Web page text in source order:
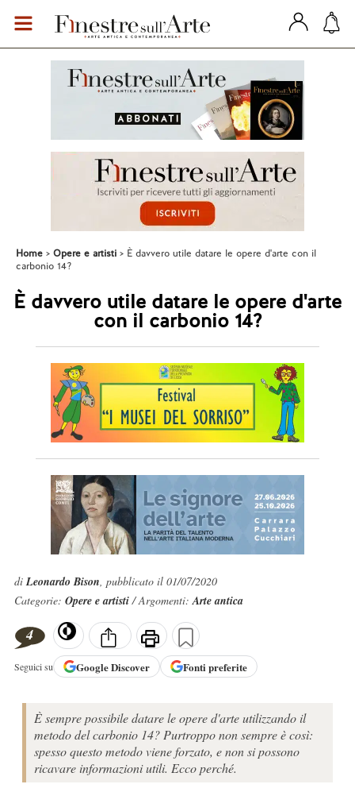
Home Opere e artisti
È davvero utile datare le opere d'arte con il
carbonio 14?
È davvero utile datare le opere d'arte
con il carbonio 14?
diLeonardo Bison, pubblicato il 01/07/2020
Categorie: Opere e artisti/ Argomenti:Arte antica
4
Seguici su GoogleDiscover Fonti preferite
È sempre possibile datare le opere d'arte utilizzando il
metodo del carbonio 14? Purtroppo non sempre è così:
spesso questo metodo viene forzato, e non si possono
ricavare informazioni utili. Ecco perché.